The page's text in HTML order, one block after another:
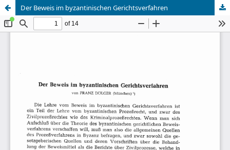
Der Beweis im byzantinischen Gerichtsverfahren